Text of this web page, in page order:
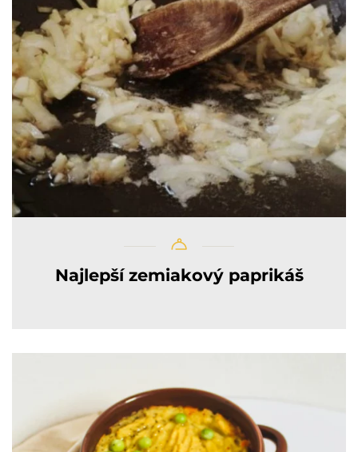
Najlepší zemiakový paprikáš